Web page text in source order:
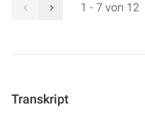
1 - 7 von 12
Transkript